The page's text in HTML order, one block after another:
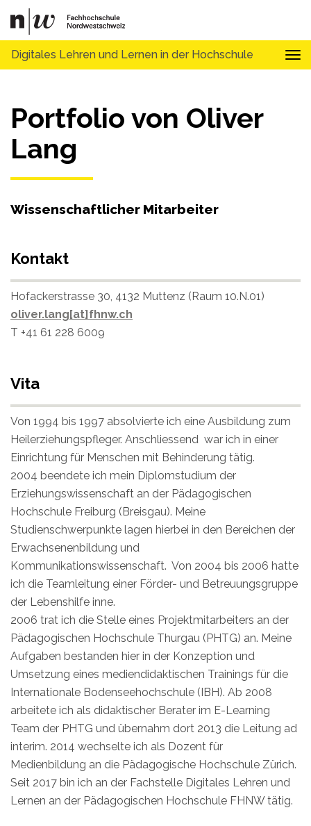
Digitales Lehren und Lernen in der Hochschule
Portfolio von Oliver
Lang
Wissenschaftlicher Mitarbeiter
Kontakt
Hofackerstrasse 30, 4132 Muttenz (Raum 10.N.01)
oliver.lang[at]fhnw.ch
T +41 61 228 6009
Vita
Von 1994 bis 1997 absolvierte ich eine Ausbildung zum
Heilerziehungspfleger. Anschliessend war ich in einer
Einrichtung für Menschen mit Behinderung tätig.
2004 beendete ich mein Diplomstudium der
Erziehungswissenschaft an der Pädagogischen
Hochschule Freiburg (Breisgau). Meine
Studienschwerpunkte lagen hierbei in den Bereichen der
Erwachsenenbildung und
Kommunikationswissenschaft. Von 2004 bis 2006 hatte
ich die Teamleitung einer Förder- und Betreuungsgruppe
der Lebenshilfe inne.
2006 trat ich die Stelle eines Projektmitarbeiters an der
Pädagogischen Hochschule Thurgau (PHTG) an. Meine
Aufgaben bestanden hier in der Konzeption und
Umsetzung eines mediendidaktischen Trainings für die
Internationale Bodenseehochschule (IBH). Ab 2008
arbeitete ich als didaktischer Berater im E-Learning
Team der PHTG und übernahm dort 2013 die Leitung ad
interim. 2014 wechselte ich als Dozent für
Medienbildung an die Pädagogische Hochschule Zürich.
Seit 2017 bin ich an der Fachstelle Digitales Lehren und
Lernen an der Pädagogischen Hochschule FHNW tätig.